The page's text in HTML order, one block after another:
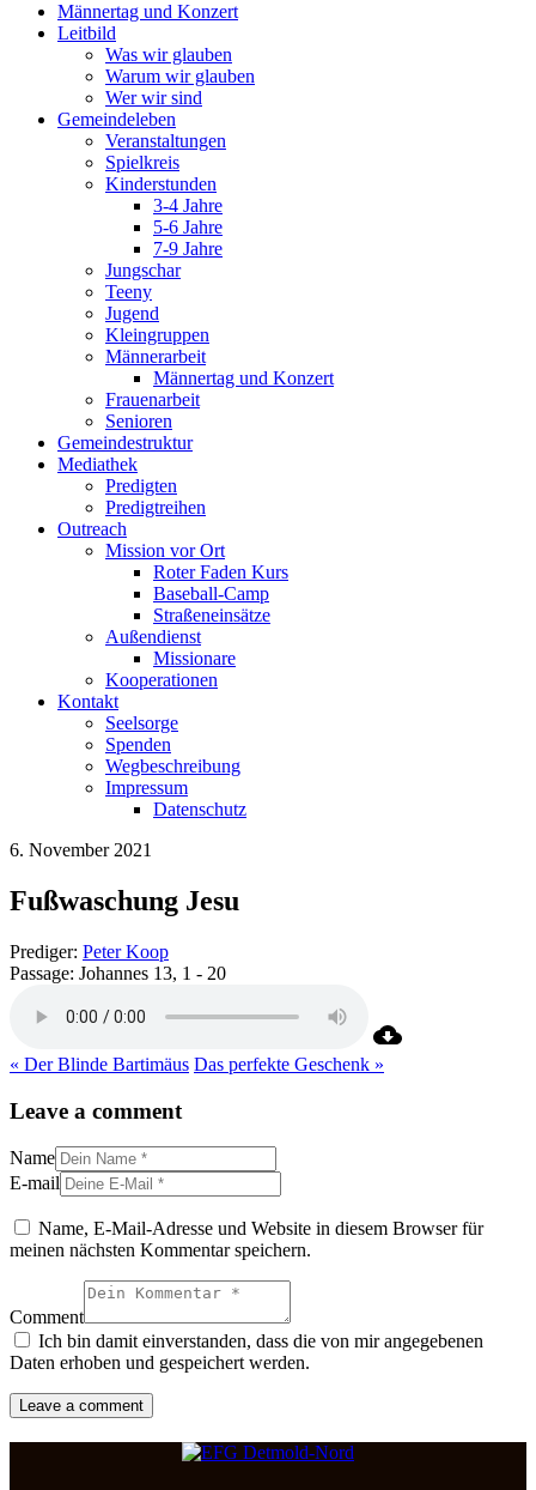
Männertag und Konzert
Leitbild
Was wir glauben
Warum wir glauben
Wer wir sind
Gemeindeleben
Veranstaltungen
Spielkreis
Kinderstunden
3-4 Jahre
5-6 Jahre
7-9 Jahre
Jungschar
Teeny
Jugend
Kleingruppen
Männerarbeit
Männertag und Konzert
Frauenarbeit
Senioren
Gemeindestruktur
Mediathek
Predigten
Predigtreihen
Outreach
Mission vor Ort
Roter Faden Kurs
Baseball-Camp
Straßeneinsätze
Außendienst
Missionare
Kooperationen
Kontakt
Seelsorge
Spenden
Wegbeschreibung
Impressum
Datenschutz
6. November 2021
Fußwaschung Jesu
Prediger: Peter Koop
Passage: Johannes 13, 1 - 20
« Der Blinde Bartimäus Das perfekte Geschenk »
Leave a comment
Name
E-mail
Name, E-Mail-Adresse und Website in diesem Browser für
meinen nächsten Kommentar speichern.
Comment
Ich bin damit einverstanden, dass die von mir angegebenen
Daten erhoben und gespeichert werden.